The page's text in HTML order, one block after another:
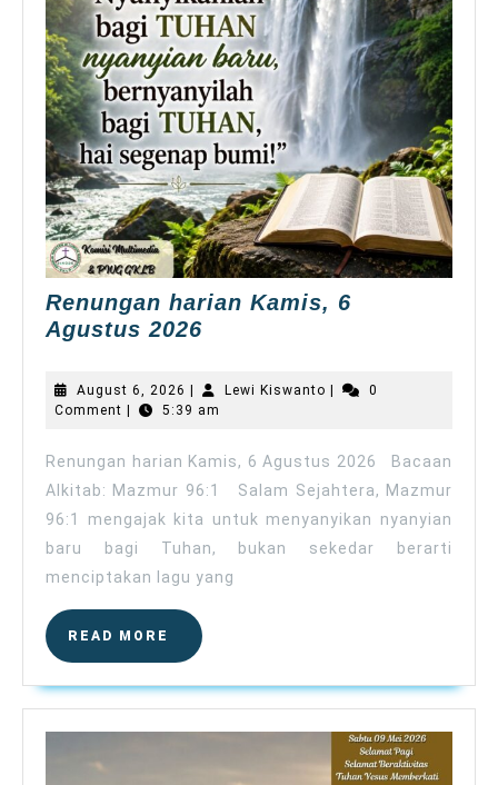
Renungan harian Kamis, 6
Agustus 2026
Kamis,
6
2026
August 6, 2026 August
6,
| Lewi Kiswanto Lewi
|
0
Comment | 5:39 am
Renungan harian Kamis, 6 Agustus 2026 Bacaan
Alkitab: Mazmur 96:1 Salam Sejahtera, Mazmur
96:1 mengajak kita untuk menyanyikan nyanyian
baru bagi Tuhan, bukan sekedar berarti
menciptakan lagu yang
READ MORE
READ
MORE